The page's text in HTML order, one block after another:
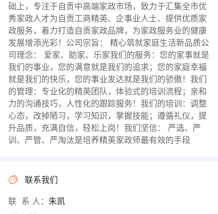
础上，专注于自贡中高端家政市场，致力于汇集全市优
秀家政人才为自贡工商精英、企事业人士、提供优质家
政服务，着力打造自贡家政品牌，为家政服务业的健康
发展增添光彩！公司宗旨： 精心筑就家庭生活新品质公
司理念： 爱家、助家、乐家我们的服务：您的家事就是
我们的事业，您的满意就是我们的追求；您的家庭幸福
就是我们的快乐，您的事业发达就是我们的骄傲！我们
的管理：专业化的精英团队，体验式的培训流程；亲和
力的沟通技巧，人性化的跟踪服务！我们的培训：调整
心态，改掉陋习，学习知识，掌握技能；遵循礼仪，提
升品质，充满自信，轻松上岗！我们坚信： 严选、严
训、严管、严淘汰是培养精英家政师最有效的手段
联系我们
联 系 人： 朱凯